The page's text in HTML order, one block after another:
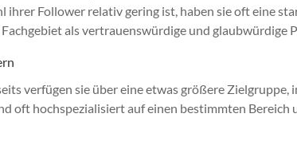
ihrer Follower relativ gering ist, haben sie oft eine
als vertrauenswürdige und glaubwürdige
verfügen sie über eine etwas größere Zielgruppe,
oft hochspezialisiert auf einen bestimmten Bereich